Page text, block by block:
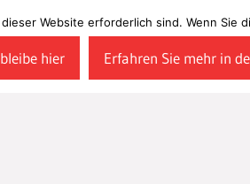
Website erforderlich sind. Wenn
hier Erfahren Sie mehr in